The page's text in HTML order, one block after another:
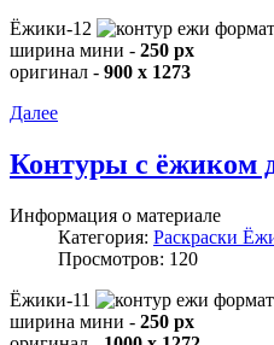
Ёжики-12
ширина мини - 250 px
оригинал - 900 x 1273
Далее
Контуры с ёжиком
Информация о материале
Категория: Раскраски
Просмотров: 120
Ёжики-11
ширина мини - 250 px